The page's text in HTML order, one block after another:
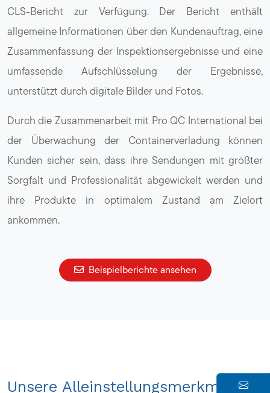
CLS-Bericht zur Verfügung. Der Bericht enthält
allgemeine Informationen über den Kundenauftrag, eine
Zusammenfassung der Inspektionsergebnisse und eine
umfassende Aufschlüsselung der Ergebnisse,
unterstützt durch digitale Bilder und Fotos.
Durch die Zusammenarbeit mit Pro QC International bei
der Überwachung der Containerverladung können
Kunden sicher sein, dass ihre Sendungen mit größter
Sorgfalt und Professionalität abgewickelt werden und
ihre Produkte in optimalem Zustand am Zielort
ankommen.
Beispielberichte ansehen
Unsere Alleinstellungsmerkmale